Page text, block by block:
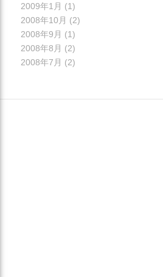
2009年1月 (1)
2008年10月 (2)
2008年9月 (1)
2008年8月 (2)
2008年7月 (2)